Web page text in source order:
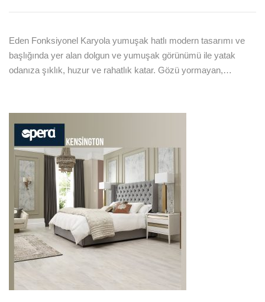
Eden Fonksiyonel Karyola yumuşak hatlı modern tasarımı ve
başlığında yer alan dolgun ve yumuşak görünümü ile yatak
odanıza şıklık, huzur ve rahatlık katar. Gözü yormayan,…